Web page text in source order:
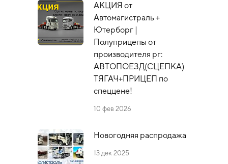
АКЦИЯ от
Автомагистраль +
Ютерборг |
Полуприцепы от
производителя рг:
АВТОПОЕЗД(СЦЕПКА)
ТЯГАЧ+ПРИЦЕП по
спеццене!
10 фев 2026
Новогодняя распродажа
13 дек 2025